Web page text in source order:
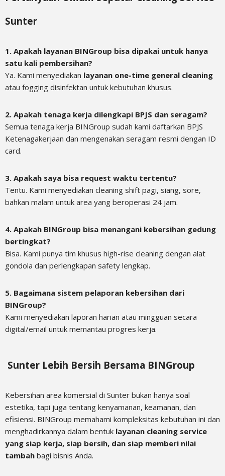
Sunter
1. Apakah layanan BINGroup bisa dipakai untuk hanya
satu kali pembersihan?
Ya. Kami menyediakan layanan one-time general cleaning
atau fogging disinfektan untuk kebutuhan khusus.
2. Apakah tenaga kerja dilengkapi BPJS dan seragam?
Semua tenaga kerja BINGroup sudah kami daftarkan BPJS
Ketenagakerjaan dan mengenakan seragam resmi dengan ID
card.
3. Apakah saya bisa request waktu tertentu?
Tentu. Kami menyediakan cleaning shift pagi, siang, sore,
bahkan malam untuk area yang beroperasi 24 jam.
4. Apakah BINGroup bisa menangani kebersihan gedung
bertingkat?
Bisa. Kami punya tim khusus high-rise cleaning dengan alat
gondola dan perlengkapan safety lengkap.
5. Bagaimana sistem pelaporan kebersihan dari
BINGroup?
Kami menyediakan laporan harian atau mingguan secara
digital/email untuk memantau progres kerja.
Sunter Lebih Bersih Bersama BINGroup
Kebersihan area komersial di Sunter bukan hanya soal
estetika, tapi juga tentang kenyamanan, keamanan, dan
efisiensi. BINGroup memahami kompleksitas kebutuhan ini dan
menghadirkannya dalam bentuk layanan cleaning service
yang siap kerja, siap bersih, dan siap memberi nilai
tambah bagi bisnis Anda.